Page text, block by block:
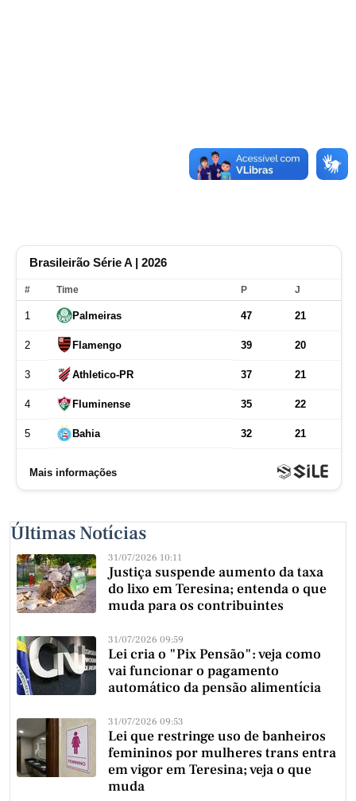
Últimas Notícias
31/07/2026 10:11
Justiça suspende aumento da taxa
do lixo em Teresina; entenda o que
muda para os contribuintes
31/07/2026 09:59
Lei cria o "Pix Pensão": veja como
vai funcionar o pagamento
automático da pensão alimentícia
31/07/2026 09:53
Lei que restringe uso de banheiros
femininos por mulheres trans entra
em vigor em Teresina; veja o que
muda